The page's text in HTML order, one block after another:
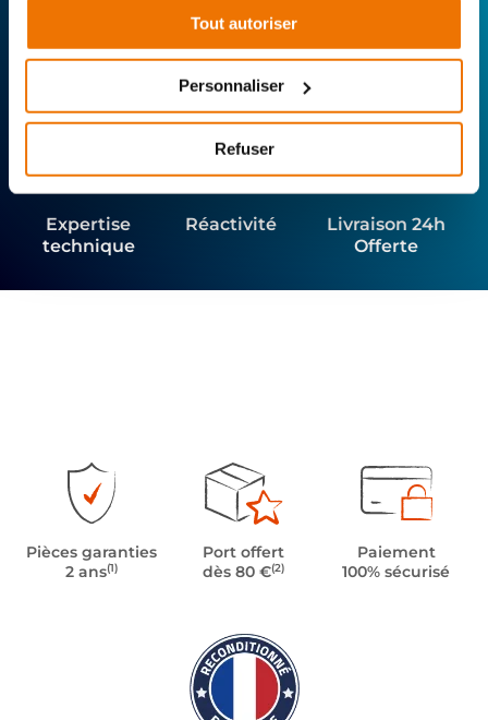
Tout autoriser
Personnaliser
Refuser
Expertise
technique
Réactivité
Livraison 24h
Offerte
Pièces garanties
2 ans(1)
Port offert
dès 80 €(2)
Paiement
100% sécurisé